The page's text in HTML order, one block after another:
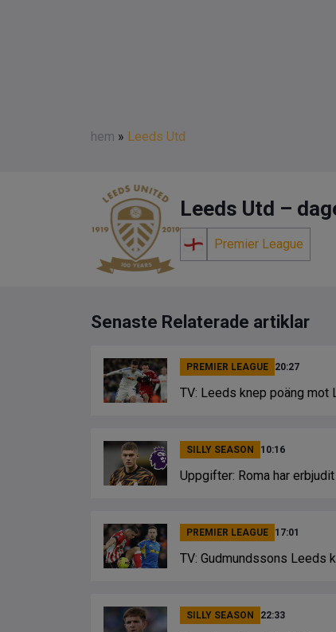
hem » Leeds Utd
Leeds Utd –
Premier League
Senaste Relaterade artiklar
PREMIER LEAGUE 20:27
TV: Leeds knep poäng
SILLY SEASON 10:16
Uppgifter: Roma har
PREMIER LEAGUE 17:01
TV: Gudmundssons Leeds
SILLY SEASON 22:33